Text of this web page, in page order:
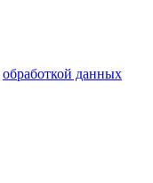
обработкой данных